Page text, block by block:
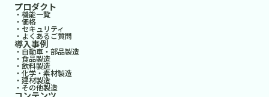
プロダクト
・機能一覧
・価格
・セキュリティ
・よくあるご質問
導入事例
・自動車・部品製造
・食品製造
・飲料製造
・化学・素材製造
・建材製造
・その他製造